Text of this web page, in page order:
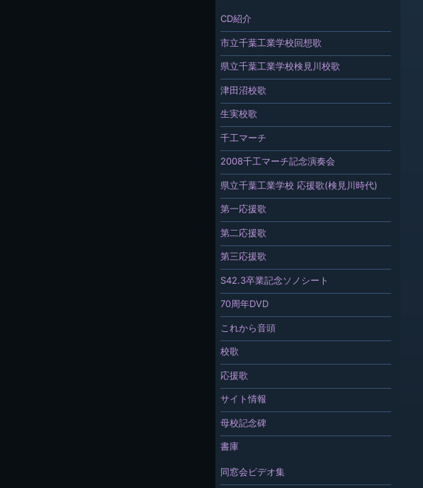
CD紹介
市立千葉工業学校回想歌
県立千葉工業学校検見川校歌
津田沼校歌
生実校歌
千工マーチ
2008千工マーチ記念演奏会
県立千葉工業学校 応援歌(検見川時代)
第一応援歌
第二応援歌
第三応援歌
S42.3卒業記念ソノシート
70周年DVD
これから音頭
校歌
応援歌
サイト情報
母校記念碑
書庫
同窓会ビデオ集